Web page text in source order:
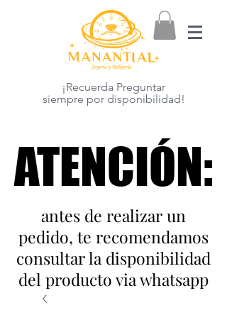
¡Recuerda Preguntar
siempre por disponibilidad!
ATENCIÓN:
ATENCIÓN:
antes de realizar un
pedido, te recomendamos
consultar la disponibilidad
del producto via whatsapp